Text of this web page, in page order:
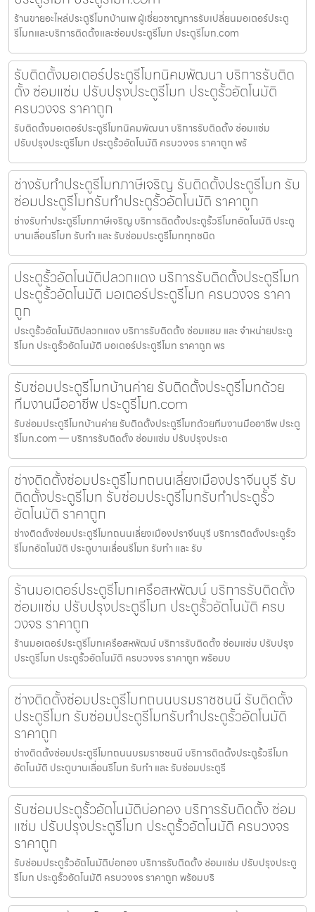
ร้านขายอะไหล่ประตูรีโมทบ้านเพ ผู้เชี่ยวชาญการรับเปลี่ยนมอเตอร์ประตู
รีโมทและบริการติดตั้งและซ่อมประตูรีโมท ประตูรีโมท.com
รับติดตั้งมอเตอร์ประตูรีโมทนิคมพัฒนา บริการรับติด
ตั้ง ซ่อมแซ่ม ปรับปรุงประตูรีโมท ประตูรั้วอัตโนมัติ
ครบวงจร ราคาถูก
รับติดตั้งมอเตอร์ประตูรีโมทนิคมพัฒนา บริการรับติดตั้ง ซ่อมแซ่ม
ปรับปรุงประตูรีโมท ประตูรั้วอัตโนมัติ ครบวงจร ราคาถูก พร้
ช่างรับทำประตูรีโมทภาษีเจริญ รับติดตั้งประตูรีโมท รับ
ซ่อมประตูรีโมทรับทำประตูรั้วอัตโนมัติ ราคาถูก
ช่างรับทำประตูรีโมทภาษีเจริญ บริการติดตั้งประตูรั้วรีโมทอัตโนมัติ ประตู
บานเลื่อนรีโมท รับทำ และ รับซ่อมประตูรีโมททุกชนิด
ประตูรั้วอัตโนมัติปลวกแดง บริการรับติดตั้งประตูรีโมท
ประตูรั้วอัตโนมัติ มอเตอร์ประตูรีโมท ครบวงจร ราคา
ถูก
ประตูรั้วอัตโนมัติปลวกแดง บริการรับติดตั้ง ซ่อมแซม และ จำหน่ายประตู
รีโมท ประตูรั้วอัตโนมัติ มอเตอร์ประตูรีโมท ราคาถูก พร
รับซ่อมประตูรีโมทบ้านค่าย รับติดตั้งประตูรีโมทด้วย
ทีมงานมืออาชีพ ประตูรีโมท.com
รับซ่อมประตูรีโมทบ้านค่าย รับติดตั้งประตูรีโมทด้วยทีมงานมืออาชีพ ประตู
รีโมท.com — บริการรับติดตั้ง ซ่อมแซ่ม ปรับปรุงประต
ช่างติดตั้งซ่อมประตูรีโมทถนนเลี่ยงเมืองปราจีนบุรี รับ
ติดตั้งประตูรีโมท รับซ่อมประตูรีโมทรับทำประตูรั้ว
อัตโนมัติ ราคาถูก
ช่างติดตั้งซ่อมประตูรีโมทถนนเลี่ยงเมืองปราจีนบุรี บริการติดตั้งประตูรั้ว
รีโมทอัตโนมัติ ประตูบานเลื่อนรีโมท รับทำ และ รับ
ร้านมอเตอร์ประตูรีโมทเครือสหพัฒน์ บริการรับติดตั้ง
ซ่อมแซ่ม ปรับปรุงประตูรีโมท ประตูรั้วอัตโนมัติ ครบ
วงจร ราคาถูก
ร้านมอเตอร์ประตูรีโมทเครือสหพัฒน์ บริการรับติดตั้ง ซ่อมแซ่ม ปรับปรุง
ประตูรีโมท ประตูรั้วอัตโนมัติ ครบวงจร ราคาถูก พร้อมบ
ช่างติดตั้งซ่อมประตูรีโมทถนนบรมราชชนนี รับติดตั้ง
ประตูรีโมท รับซ่อมประตูรีโมทรับทำประตูรั้วอัตโนมัติ
ราคาถูก
ช่างติดตั้งซ่อมประตูรีโมทถนนบรมราชชนนี บริการติดตั้งประตูรั้วรีโมท
อัตโนมัติ ประตูบานเลื่อนรีโมท รับทำ และ รับซ่อมประตูรี
รับซ่อมประตูรั้วอัตโนมัติบ่อทอง บริการรับติดตั้ง ซ่อม
แซ่ม ปรับปรุงประตูรีโมท ประตูรั้วอัตโนมัติ ครบวงจร
ราคาถูก
รับซ่อมประตูรั้วอัตโนมัติบ่อทอง บริการรับติดตั้ง ซ่อมแซ่ม ปรับปรุงประตู
รีโมท ประตูรั้วอัตโนมัติ ครบวงจร ราคาถูก พร้อมบริ